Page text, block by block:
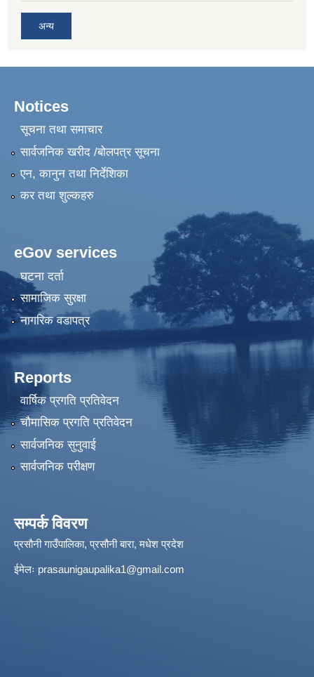
अन्य
Notices
सूचना तथा समाचार
सार्वजनिक खरीद /बोलपत्र सूचना
एन, कानुन तथा निर्देशिका
कर तथा शुल्कहरु
eGov services
घटना दर्ता
सामाजिक सुरक्षा
नागरिक वडापत्र
Reports
वार्षिक प्रगति प्रतिवेदन
चौमासिक प्रगति प्रतिवेदन
सार्वजनिक सुनुवाई
सार्वजनिक परीक्षण
सम्पर्क विवरण
प्रसौनी गाउँपालिका, प्रसौनी बारा, मधेश प्रदेश
ईमेलः prasaunigaupalika1@gmail.com